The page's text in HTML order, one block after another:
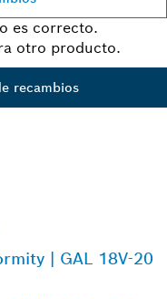
es correcto.
otro producto.
recambios
| GAL 18V-20